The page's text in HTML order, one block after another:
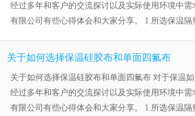
经过多年和客户的交流探讨以及实际使用环境中
有限公司有些心得体会和大家分享。 1.所选保温隔
别，有些客户在选材这块忽视了这点，而导致保温
管能满足使用，一旦管道或者阀门的泄露会使得硅
缩短硅胶布的使用寿命，四氟涂层
关于如何选择保温硅胶布和单面四氟布
关于如何选择保温硅胶布和单面四氟布 对于保温
经过多年和客户的交流探讨以及实际使用环境中
有限公司有些心得体会和大家分享。 1.所选保温隔